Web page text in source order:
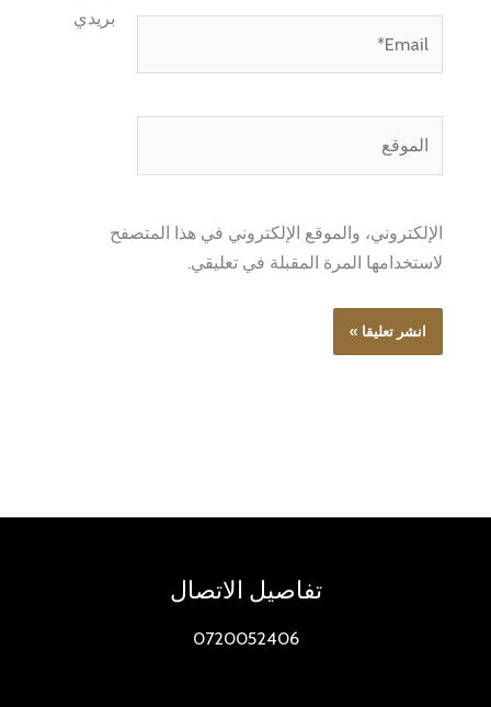
بريدي
الإلكتروني، والموقع الإلكتروني في هذا المتصفح
لاستخدامها المرة المقبلة في تعليقي.
تفاصيل الاتصال
0720052406